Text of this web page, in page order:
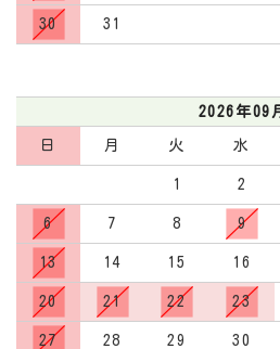
30 31
2026年09
日 月 火 水
1 2
6 7 8 9
13 14 15 16
20 21 22 23
27 28 29 30